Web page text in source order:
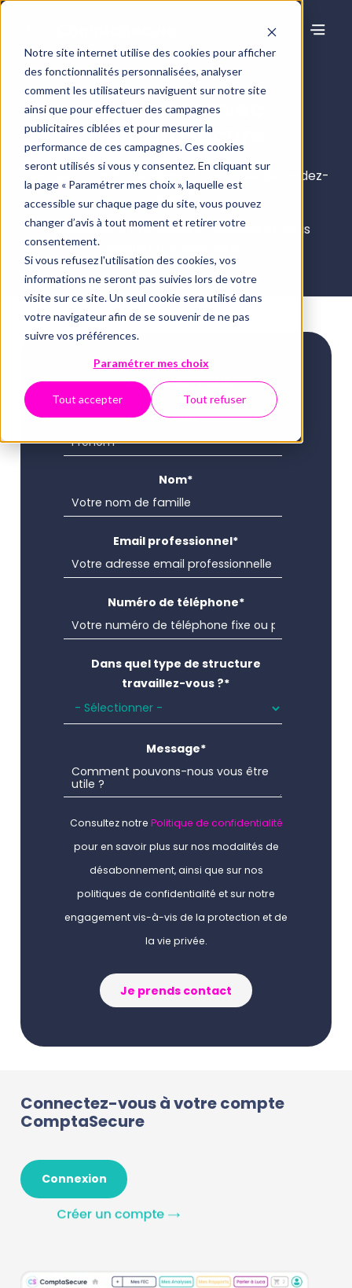
Notre site internet utilise des cookies pour afficher
des fonctionnalités personnalisées, analyser
comment les utilisateurs naviguent sur notre site
ainsi que pour effectuer des campagnes
publicitaires ciblées et pour mesurer la
performance de ces campagnes. Ces cookies
seront utilisés si vous y consentez. En cliquant sur
la page « Paramétrer mes choix », laquelle est
accessible sur chaque page du site, vous pouvez
changer d’avis à tout moment et retirer votre
consentement.
Si vous refusez l'utilisation des cookies, vos
informations ne seront pas suivies lors de votre
visite sur ce site. Un seul cookie sera utilisé dans
votre navigateur afin de se souvenir de ne pas
suivre vos préférences.
Paramétrer mes choix
Tout accepter Tout refuser
Démarrer avec
ComptaSecure
Des questions ? Une démo ? Une prise de rendez-
vous ?
Renseignez le formulaire ci-dessous et nous
Contactez-nous
Prénom*
Nom*
Email professionnel*
Numéro de téléphone*
Dans quel type de structure
travaillez-vous ?*
Message*
Consultez notre Politique de confidentialité
pour en savoir plus sur nos modalités de
désabonnement, ainsi que sur nos
politiques de confidentialité et sur notre
engagement vis-à-vis de la protection et de
la vie privée.
Connectez-vous à votre compte
ComptaSecure
Connexion